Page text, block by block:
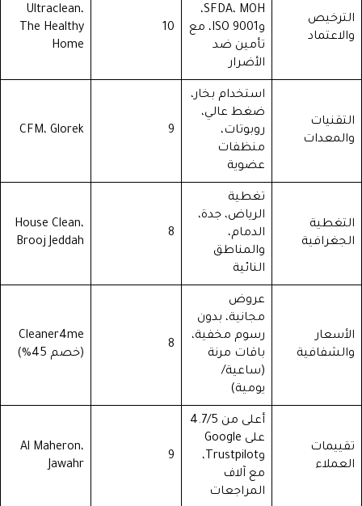
الترخيص
والاعتماد
SFDA، MOH،
وISO 9001، مع
تأمين ضد
الأضرار
10
Ultraclean،
The Healthy
Home
التقنيات
والمعدات
استخدام بخار،
ضغط عالي،
روبوتات،
منظفات
عضوية
9 CFM، Glorek
التغطية
الجغرافية
تغطية
الرياض، جدة،
الدمام،
والمناطق
النائية
8
House Clean،
Brooj Jeddah
الأسعار
والشفافية
عروض
مجانية، بدون
رسوم مخفية،
باقات مرنة
(ساعية/
يومية)
8
Cleaner4me
(خصم 45%)
تقييمات
العملاء
أعلى من 4.7/5
على Google
وTrustpilot،
مع آلاف
المراجعات
9
Al Maheron،
Jawahr